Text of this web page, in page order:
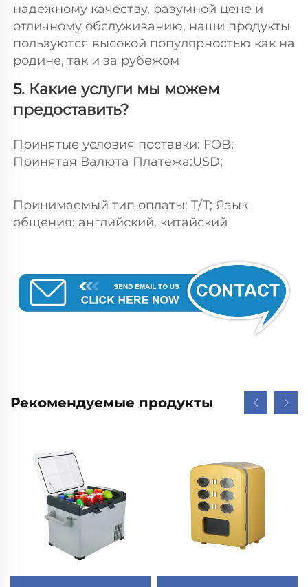
надежному качеству, разумной цене и
отличному обслуживанию, наши продукты
пользуются высокой популярностью как на
родине, так и за рубежом
5. Какие услуги мы можем
предоставить?
Принятые условия поставки: FOB;
Принятая Валюта Платежа:USD;
Принимаемый тип оплаты: T/T; Язык
общения: английский, китайский
Рекомендуемые продукты